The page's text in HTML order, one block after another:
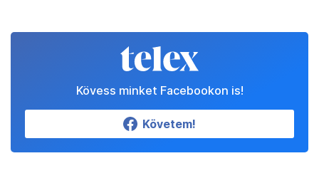
Kövess minket Facebookon is!
Követem!